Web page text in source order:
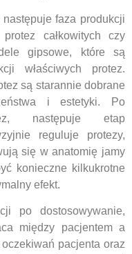
faza produkcji
całkowitych czy
gipsowe, które są
właściwych protez.
są starannie dobrane
i estetyki. Po
następuje etap
reguluje protezy,
się w anatomię jamy
konieczne kilkukrotne
efekt.
po dostosowywanie,
między pacjentem a
pacjenta oraz